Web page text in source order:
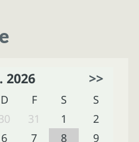
2026 >>
D F S
S
31 1
2
6 7 8
9